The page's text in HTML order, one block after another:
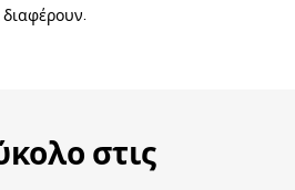
διαφέρουν.
στις